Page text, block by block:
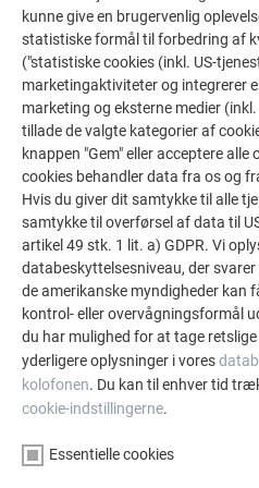
De PREFA referentiegallerij
aluminium kan worden
indrukwekkende projecten
aluminiumoplossingen voor
gevel.
SE FLERE REFERENCER
kunne give en brugervenlig
statistiske formål til forbedring af
("statistiske cookies (inkl. US-
marketingaktiviteter og integrerer
marketing og eksterne medier
tillade de valgte kategorier af
knappen "Gem" eller acceptere alle
cookies behandler data fra os og
Hvis du giver dit samtykke til alle
samtykke til overførsel af data til
artikel 49 stk. 1 lit. a) GDPR. Vi
databeskyttelsesniveau, der
de amerikanske myndigheder kan
kontrol- eller overvågningsformål
du har mulighed for at tage
yderligere oplysninger i vores
kolofonen. Du kan til enhver tid
cookie-indstillingerne.
Essentielle cookies